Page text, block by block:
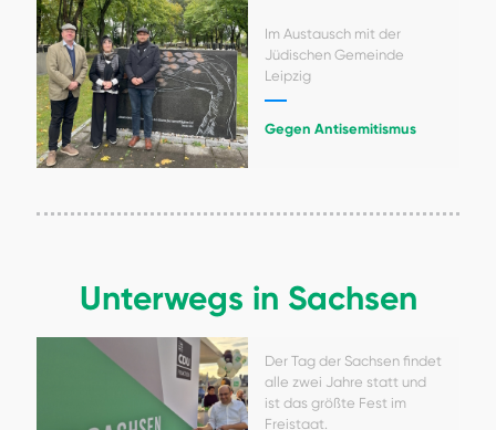
Im Austausch mit der
Jüdischen Gemeinde
Leipzig
Gegen Antisemitismus
Unterwegs in Sachsen
Der Tag der Sachsen findet
alle zwei Jahre statt und
ist das größte Fest im
Freistaat.